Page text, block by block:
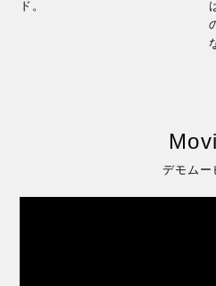
ド。
デモムー